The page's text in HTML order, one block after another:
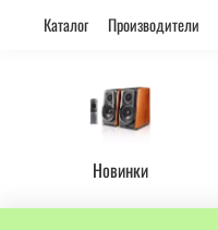
Каталог Производители
Новинки